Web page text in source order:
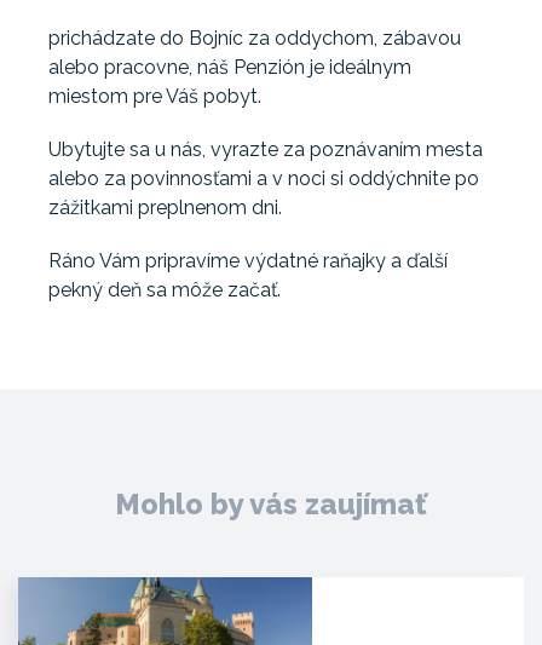
prichádzate do Bojníc za oddychom, zábavou
alebo pracovne, náš Penzión je ideálnym
miestom pre Váš pobyt.
Ubytujte sa u nás, vyrazte za poznávaním mesta
alebo za povinnosťami a v noci si oddýchnite po
zážitkami preplnenom dni.
Ráno Vám pripravíme výdatné raňajky a ďalší
pekný deň sa môže začať.
Mohlo by vás zaujímať